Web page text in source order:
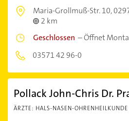
Maria-Grollmuß-Str. 10,
2 km
Geschlossen –Öffnet
03571 42 96-0
Pollack John-Chris Dr.
ÄRZTE: HALS-NASEN-